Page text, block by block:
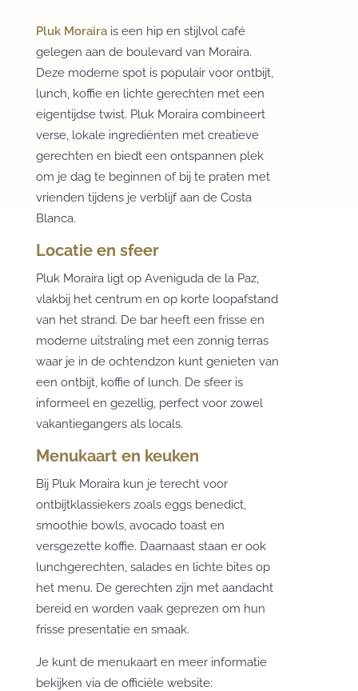
Pluk Morairais een hip en stijlvol café
gelegen aan de boulevard van Moraira.
Deze moderne spot is populair voor ontbijt,
lunch, koffie en lichte gerechten met een
eigentijdse twist. Pluk Moraira combineert
verse, lokale ingrediënten met creatieve
gerechten en biedt een ontspannen plek
om je dag te beginnen of bij te praten met
vrienden tijdens je verblijf aan de Costa
Blanca.
Locatie en sfeer
Pluk Moraira ligt op Aveniguda de la Paz,
vlakbij het centrum en op korte loopafstand
van het strand. De bar heeft een frisse en
moderne uitstraling met een zonnig terras
waar je in de ochtendzon kunt genieten van
een ontbijt, koffie of lunch. De sfeer is
informeel en gezellig, perfect voor zowel
vakantiegangers als locals.
Menukaart en keuken
Bij Pluk Moraira kun je terecht voor
ontbijtklassiekers zoals eggs benedict,
smoothie bowls, avocado toast en
versgezette koffie. Daarnaast staan er ook
lunchgerechten, salades en lichte bites op
het menu. De gerechten zijn met aandacht
bereid en worden vaak geprezen om hun
frisse presentatie en smaak.
Je kunt de menukaart en meer informatie
bekijken via de officiële website: